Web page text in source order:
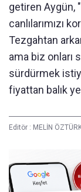
getiren Aygün,
canlılarımızı
Tezgahtan
ama biz onları
sürdürmek
fiyattan balık
Editör : MELİN